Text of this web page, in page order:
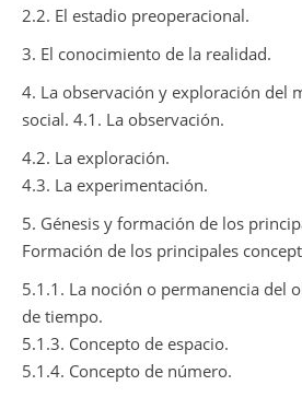
2.2. El estadio preoperacional.
3. El conocimiento de la realidad.
4. La observación y exploración del
social. 4.1. La observación.
4.2. La exploración.
4.3. La experimentación.
5. Génesis y formación de los
Formación de los principales
5.1.1. La noción o permanencia del
de tiempo.
5.1.3. Concepto de espacio.
5.1.4. Concepto de número.